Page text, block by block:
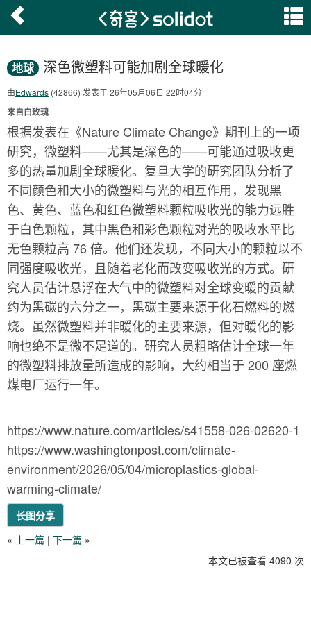
地球 深色微塑料可能加剧全球暖化
由Edwards (42866) 发表于 26年05月06日 22时04分
来自白玫瑰
根据发表在《Nature Climate Change》期刊上的一项
研究，微塑料——尤其是深色的——可能通过吸收更
多的热量加剧全球暖化。复旦大学的研究团队分析了
不同颜色和大小的微塑料与光的相互作用，发现黑
色、黄色、蓝色和红色微塑料颗粒吸收光的能力远胜
于白色颗粒，其中黑色和彩色颗粒对光的吸收水平比
无色颗粒高 76 倍。他们还发现，不同大小的颗粒以不
同强度吸收光，且随着老化而改变吸收光的方式。研
究人员估计悬浮在大气中的微塑料对全球变暖的贡献
约为黑碳的六分之一，黑碳主要来源于化石燃料的燃
烧。虽然微塑料并非暖化的主要来源，但对暖化的影
响也绝不是微不足道的。研究人员粗略估计全球一年
的微塑料排放量所造成的影响，大约相当于 200 座燃
煤电厂运行一年。
https://www.nature.com/articles/s41558-026-02620-1
https://www.washingtonpost.com/climate-
environment/2026/05/04/microplastics-global-
warming-climate/
长图分享
« 上一篇 | 下一篇 »
本文已被查看 4090 次